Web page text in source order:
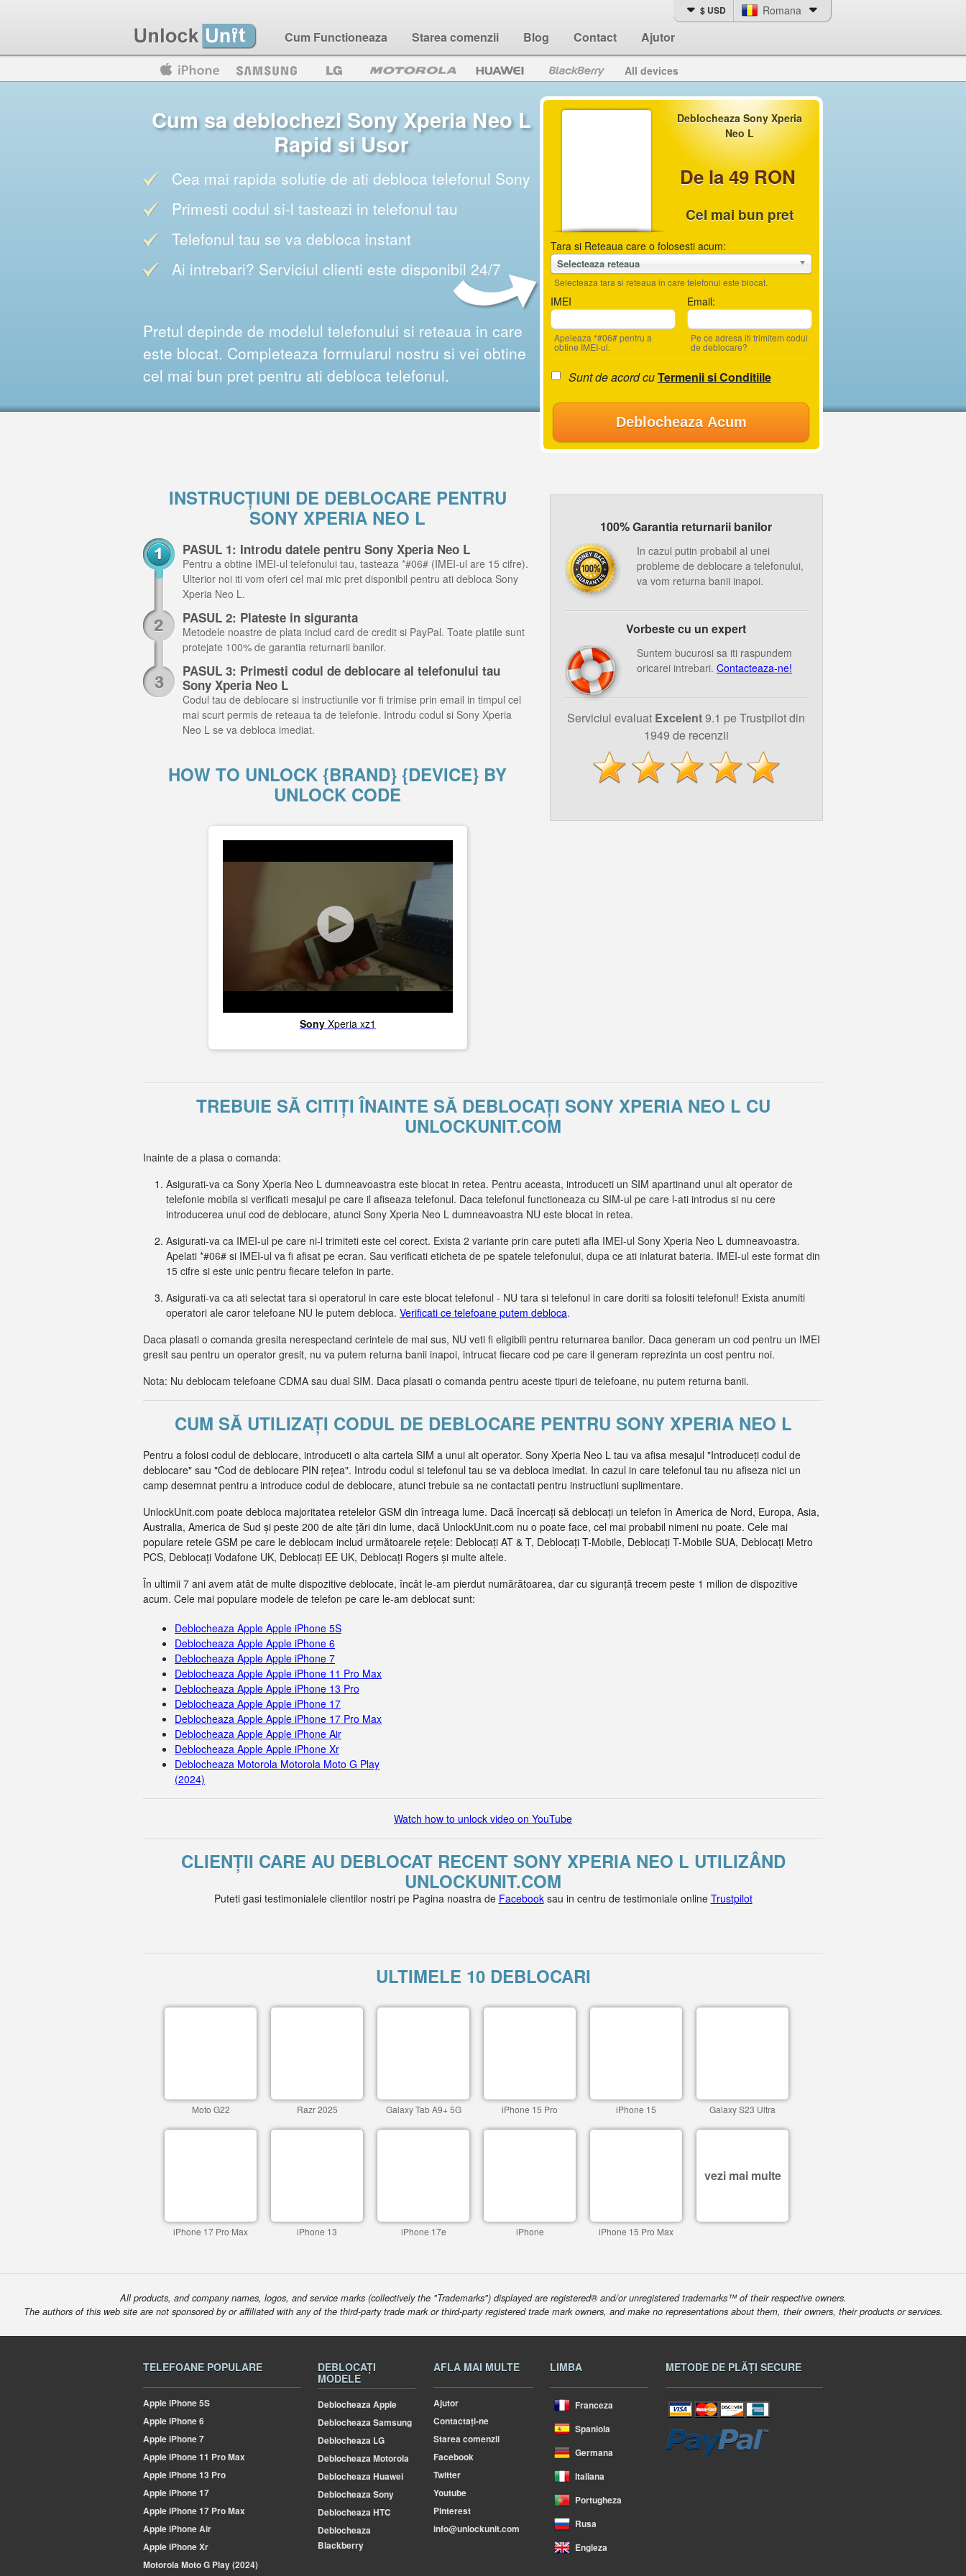
Cum Functioneaza Starea comenzii Blog Contact Ajutor
$ USD Romana
Blackberry All devices
Deblocheaza Sony Xperia
Neo L
De la 49 RON
Cel mai bun pret
Tara si Reteaua care o folosesti acum:
Selecteaza reteaua
Selecteaza tara si reteaua in care telefonul este blocat.
IMEI
Apeleaza *#06# pentru a
obtine IMEI-ul.
Email:
Pe ce adresa iti trimitem codul
de deblocare?
Sunt de acord cuTermenii si Conditiile
Deblocheaza Acum
Cum sa deblochezi Sony Xperia Neo L
Rapid si Usor
Cea mai rapida solutie de ati debloca telefonul Sony
Primesti codul si-l tasteazi in telefonul tau
Telefonul tau se va debloca instant
Ai intrebari? Serviciul clienti este disponibil 24/7
Pretul depinde de modelul telefonului si reteaua in care
este blocat. Completeaza formularul nostru si vei obtine
cel mai bun pret pentru ati debloca telefonul.
INSTRUCȚIUNI DE DEBLOCARE PENTRU
SONY XPERIA NEO L
PASUL 1: Introdu datele pentru Sony Xperia Neo L
Pentru a obtine IMEI-ul telefonului tau, tasteaza *#06# (IMEI-ul are 15 cifre).
Ulterior noi iti vom oferi cel mai mic pret disponibil pentru ati debloca Sony
Xperia Neo L.
PASUL 2: Plateste in siguranta
Metodele noastre de plata includ card de credit si PayPal. Toate platile sunt
protejate 100% de garantia returnarii banilor.
PASUL 3: Primesti codul de deblocare al telefonului tau
Sony Xperia Neo L
Codul tau de deblocare si instructiunile vor fi trimise prin email in timpul cel
mai scurt permis de reteaua ta de telefonie. Introdu codul si Sony Xperia
Neo L se va debloca imediat.
HOW TO UNLOCK {BRAND} {DEVICE} BY
UNLOCK CODE
SonyXperia xz1
100% Garantia returnarii banilor
In cazul putin probabil al unei
probleme de deblocare a telefonului,
va vom returna banii inapoi.
Vorbeste cu un expert
Suntem bucurosi sa iti raspundem
oricarei intrebari. Contacteaza-ne!
Serviciul evaluat Excelent9.1 pe Trustpilot din
1949 de recenzii
TREBUIE SĂ CITIȚI ÎNAINTE SĂ DEBLOCAȚI SONY XPERIA NEO L CU
UNLOCKUNIT.COM
Inainte de a plasa o comanda:
Asigurati-va ca Sony Xperia Neo L dumneavoastra este blocat in retea. Pentru aceasta, introduceti un SIM apartinand unui alt operator de
telefonie mobila si verificati mesajul pe care il afiseaza telefonul. Daca telefonul functioneaza cu SIM-ul pe care l-ati introdus si nu cere
introducerea unui cod de deblocare, atunci Sony Xperia Neo L dumneavoastra NU este blocat in retea.
Asigurati-va ca IMEI-ul pe care ni-l trimiteti este cel corect. Exista 2 variante prin care puteti afla IMEI-ul Sony Xperia Neo L dumneavoastra.
Apelati *#06# si IMEI-ul va fi afisat pe ecran. Sau verificati eticheta de pe spatele telefonului, dupa ce ati inlaturat bateria. IMEI-ul este format din
15 cifre si este unic pentru fiecare telefon in parte.
Asigurati-va ca ati selectat tara si operatorul in care este blocat telefonul - NU tara si telefonul in care doriti sa folositi telefonul! Exista anumiti
operatori ale caror telefoane NU le putem debloca. Verificati ce telefoane putem debloca.
Daca plasati o comanda gresita nerespectand cerintele de mai sus, NU veti fi eligibili pentru returnarea banilor. Daca generam un cod pentru un IMEI
gresit sau pentru un operator gresit, nu va putem returna banii inapoi, intrucat fiecare cod pe care il generam reprezinta un cost pentru noi.
Nota: Nu deblocam telefoane CDMA sau dual SIM. Daca plasati o comanda pentru aceste tipuri de telefoane, nu putem returna banii.
CUM SĂ UTILIZAȚI CODUL DE DEBLOCARE PENTRU SONY XPERIA NEO L
Pentru a folosi codul de deblocare, introduceti o alta cartela SIM a unui alt operator. Sony Xperia Neo L tau va afisa mesajul "Introduceți codul de
deblocare" sau "Cod de deblocare PIN rețea". Introdu codul si telefonul tau se va debloca imediat. In cazul in care telefonul tau nu afiseza nici un
camp desemnat pentru a introduce codul de deblocare, atunci trebuie sa ne contactati pentru instructiuni suplimentare.
UnlockUnit.com poate debloca majoritatea retelelor GSM din întreaga lume. Dacă încercați să deblocați un telefon în America de Nord, Europa, Asia,
Australia, America de Sud și peste 200 de alte țări din lume, dacă UnlockUnit.com nu o poate face, cel mai probabil nimeni nu poate. Cele mai
populare retele GSM pe care le deblocam includ următoarele rețele: Deblocați AT & T, Deblocați T-Mobile, Deblocați T-Mobile SUA, Deblocați Metro
PCS, Deblocați Vodafone UK, Deblocați EE UK, Deblocați Rogers și multe altele.
În ultimii 7 ani avem atât de multe dispozitive deblocate, încât le-am pierdut numărătoarea, dar cu siguranță trecem peste 1 milion de dispozitive
acum. Cele mai populare modele de telefon pe care le-am deblocat sunt:
Deblocheaza Apple Apple iPhone 5S
Deblocheaza Apple Apple iPhone 6
Deblocheaza Apple Apple iPhone 7
Deblocheaza Apple Apple iPhone 11 Pro Max
Deblocheaza Apple Apple iPhone 13 Pro
Deblocheaza Apple Apple iPhone 17
Deblocheaza Apple Apple iPhone 17 Pro Max
Deblocheaza Apple Apple iPhone Air
Deblocheaza Apple Apple iPhone Xr
Deblocheaza Motorola Motorola Moto G Play
(2024)
Watch how to unlock video on YouTube
CLIENȚII CARE AU DEBLOCAT RECENT SONY XPERIA NEO L UTILIZÂND
UNLOCKUNIT.COM
Puteti gasi testimonialele clientilor nostri pe Pagina noastra de Facebooksau in centru de testimoniale online Trustpilot
ULTIMELE 10 DEBLOCARI
Moto G22 Razr 2025 Galaxy Tab A9+ 5G iPhone 15 Pro iPhone 15 Galaxy S23 Ultra
iPhone 17 Pro Max iPhone 13 iPhone 17e iPhone iPhone 15 Pro Max
vezi mai multe
All products, and company names, logos, and service marks (collectively the "Trademarks") displayed are registered® and/or unregistered trademarks™ of their respective owners.
The authors of this web site are not sponsored by or affiliated with any of the third-party trade mark or third-party registered trade mark owners, and make no representations about them, their owners, their products or services.
TELEFOANE POPULARE
AppleiPhone 5S
AppleiPhone 6
AppleiPhone 7
AppleiPhone 11 Pro Max
AppleiPhone 13 Pro
AppleiPhone 17
AppleiPhone 17 Pro Max
AppleiPhone Air
AppleiPhone Xr
MotorolaMoto G Play (2024)
DEBLOCAȚI
MODELE
Deblocheaza Apple
Deblocheaza Samsung
Deblocheaza LG
Deblocheaza Motorola
Deblocheaza Huawei
Deblocheaza Sony
Deblocheaza HTC
Deblocheaza
Blackberry
AFLA MAI MULTE
Ajutor
Contactați-ne
Starea comenzii
Facebook
Twitter
Youtube
Pinterest
info@unlockunit.com
LIMBA
Franceza
Spaniola
Germana
Italiana
Portugheza
Rusa
Engleza
METODE DE PLĂȚI SECURE